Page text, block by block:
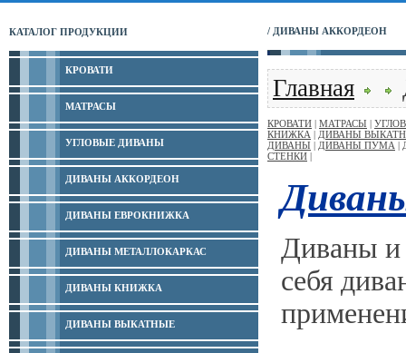
КАТАЛОГ ПРОДУКЦИИ
КРОВАТИ
МАТРАСЫ
УГЛОВЫЕ ДИВАНЫ
ДИВАНЫ АККОРДЕОН
ДИВАНЫ ЕВРОКНИЖКА
ДИВАНЫ МЕТАЛЛОКАРКАС
ДИВАНЫ КНИЖКА
ДИВАНЫ ВЫКАТНЫЕ
/ ДИВАНЫ АККОРДЕОН
Главная
КРОВАТИ | МАТРАСЫ |
КНИЖКА | ДИВАНЫ
ДИВАНЫ | ДИВАНЫ ПУМА |
СТЕНКИ |
Диваны и
себя